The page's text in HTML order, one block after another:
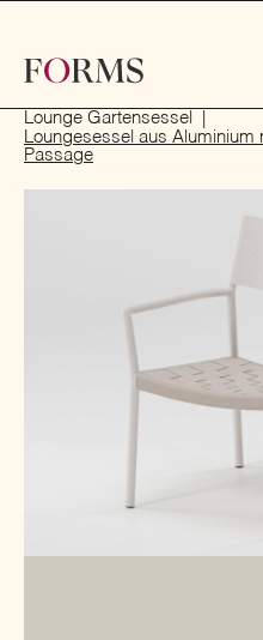
Lounge Gartensessel
Loungesessel aus Aluminium
Passage